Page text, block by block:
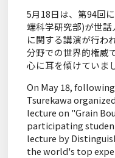
5月18日は、第94回
端科学研究部)が世話
に関する講演が行わ
分野での世界的権威
心に耳を傾けていま
On May 18,
Tsurekawa
lecture on "Grain
participating
lecture by
the world's top